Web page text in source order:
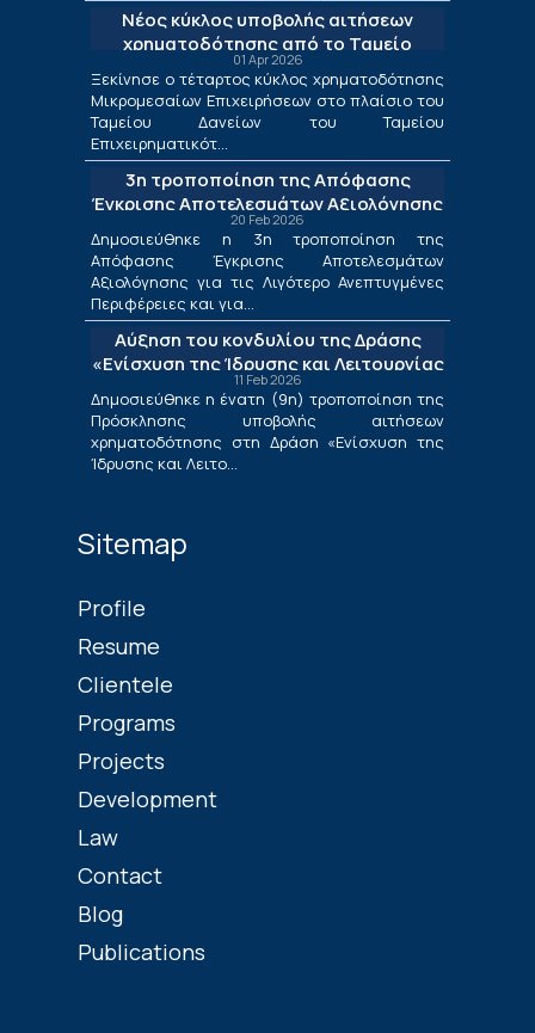
Νέος κύκλος υποβολής αιτήσεων
χρηματοδότησης από το Ταμείο
Δανείων του ΤΕΠΙΧ ΙΙΙ
01 Apr 2026
Ξεκίνησε ο τέταρτος κύκλος χρηματοδότησης
Μικρομεσαίων Επιχειρήσεων στο πλαίσιο του
Ταμείου Δανείων του Ταμείου
Επιχειρηματικότ...
3η τροποποίηση της Απόφασης
Έγκρισης Αποτελεσμάτων Αξιολόγησης
για τις Λιγότερο Ανεπτυγμένες
Περιφέρειες και για τις Περιφέρειες
Μετάβασης στο πλαίσιο της Δράσης
«Ενίσχυση της Ίδρυσης και Λειτουργίας
Νέων Μικρομεσαίων Τουριστικών
Επιχειρήσεων»
20 Feb 2026
Δημοσιεύθηκε η 3η τροποποίηση της
Απόφασης Έγκρισης Αποτελεσμάτων
Αξιολόγησης για τις Λιγότερο Ανεπτυγμένες
Περιφέρειες και για...
Αύξηση του κονδυλίου της Δράσης
«Ενίσχυση της Ίδρυσης και Λειτουργίας
Νέων Μικρομεσαίων Τουριστικών
Επιχειρήσεων»
11 Feb 2026
Δημοσιεύθηκε η ένατη (9η) τροποποίηση της
Πρόσκλησης υποβολής αιτήσεων
χρηματοδότησης στη Δράση «Ενίσχυση της
Ίδρυσης και Λειτο...
Sitemap
Profile
Resume
Clientele
Programs
Projects
Development
Law
Contact
Blog
Publications